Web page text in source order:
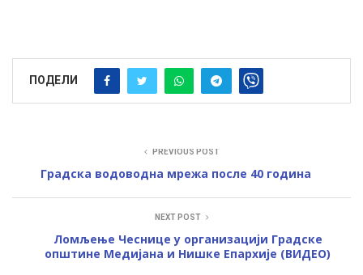
ПОДЕЛИ
PREVIOUS POST
Градска водоводна мрежа после 40 година
NEXT POST
Ломљење Чеснице у организацији Градске
општине Медијана и Нишке Епархије (ВИДЕО)